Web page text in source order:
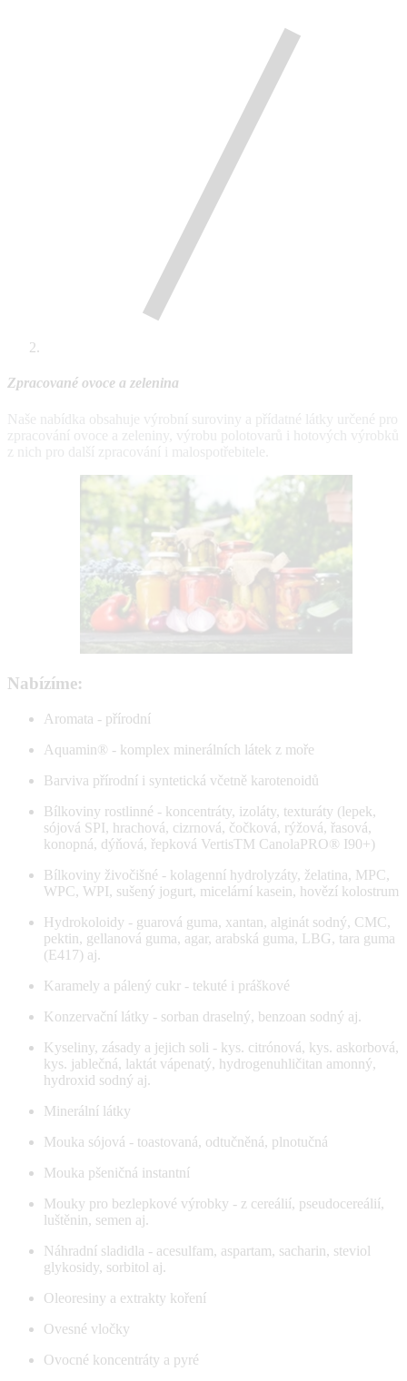
Zpracované ovoce a zelenina
Naše nabídka obsahuje výrobní suroviny a přídatné látky určené pro
zpracování ovoce a zeleniny, výrobu polotovarů i hotových výrobků
z nich pro další zpracování i malospotřebitele.
Nabízíme:
Aromata - přírodní
Aquamin® - komplex minerálních látek z moře
Barviva přírodní i syntetická včetně karotenoidů
Bílkoviny rostlinné - koncentráty, izoláty, texturáty (lepek,
sójová SPI, hrachová, cizrnová, čočková, rýžová, řasová,
konopná, dýňová, řepková VertisTM CanolaPRO® I90+)
Bílkoviny živočišné - kolagenní hydrolyzáty, želatina, MPC,
WPC, WPI, sušený jogurt, micelární kasein, hovězí kolostrum
Hydrokoloidy - guarová guma, xantan, alginát sodný, CMC,
pektin, gellanová guma, agar, arabská guma, LBG, tara guma
(E417) aj.
Karamely a pálený cukr - tekuté i práškové
Konzervační látky - sorban draselný, benzoan sodný aj.
Kyseliny, zásady a jejich soli - kys. citrónová, kys. askorbová,
kys. jablečná, laktát vápenatý, hydrogenuhličitan amonný,
hydroxid sodný aj.
Minerální látky
Mouka sójová - toastovaná, odtučněná, plnotučná
Mouka pšeničná instantní
Mouky pro bezlepkové výrobky - z cereálií, pseudocereálií,
luštěnin, semen aj.
Náhradní sladidla - acesulfam, aspartam, sacharin, steviol
glykosidy, sorbitol aj.
Oleoresiny a extrakty koření
Ovesné vločky
Ovocné koncentráty a pyré